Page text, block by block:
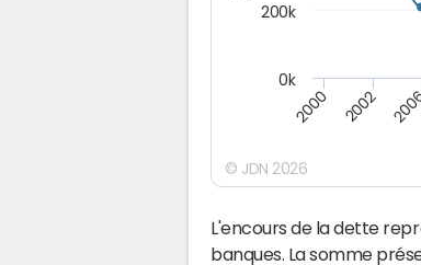
2000 2002
0k
200k
© JDN 2026
L'encours de la dette
banques. La somme